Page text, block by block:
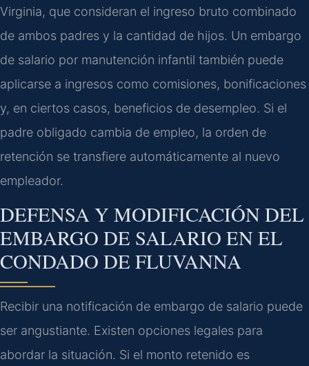
Virginia, que consideran el ingreso bruto combinado
de ambos padres y la cantidad de hijos. Un embargo
de salario por manutención infantil también puede
aplicarse a ingresos como comisiones, bonificaciones
y, en ciertos casos, beneficios de desempleo. Si el
padre obligado cambia de empleo, la orden de
retención se transfiere automáticamente al nuevo
empleador.
DEFENSA Y MODIFICACIÓN DEL
EMBARGO DE SALARIO EN EL
CONDADO DE FLUVANNA
Recibir una notificación de embargo de salario puede
ser angustiante. Existen opciones legales para
abordar la situación. Si el monto retenido es